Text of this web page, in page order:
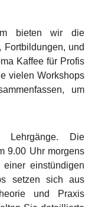
bieten wir die
Fortbildungen, und
Kaffee für Profis
vielen Workshops
um
Die
9.00 Uhr morgens
einstündigen
setzen sich aus
und Praxis